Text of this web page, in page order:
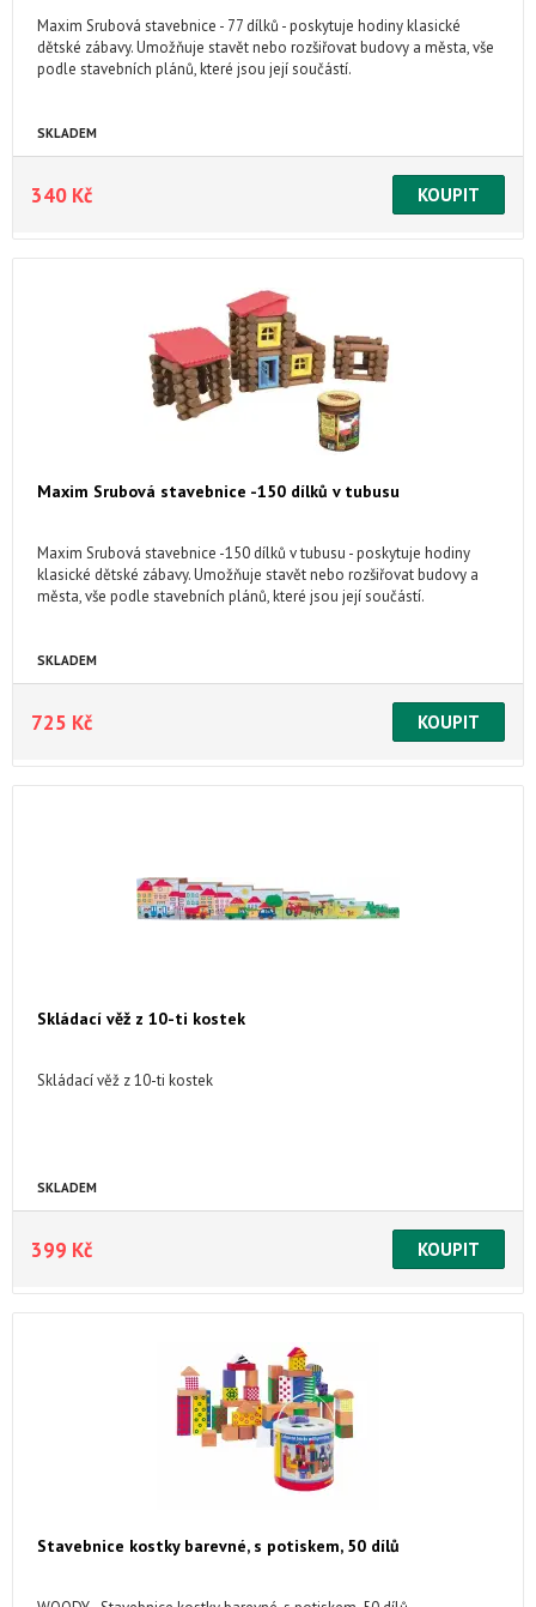
Maxim Srubová stavebnice - 77 dílků - poskytuje hodiny klasické
dětské zábavy. Umožňuje stavět nebo rozšiřovat budovy a města, vše
podle stavebních plánů, které jsou její součástí.
SKLADEM
340 Kč
Maxim Srubová stavebnice -150 dílků v tubusu
Maxim Srubová stavebnice -150 dílků v tubusu - poskytuje hodiny
klasické dětské zábavy. Umožňuje stavět nebo rozšiřovat budovy a
města, vše podle stavebních plánů, které jsou její součástí.
SKLADEM
725 Kč
Skládací věž z 10-ti kostek
Skládací věž z 10-ti kostek
SKLADEM
399 Kč
Stavebnice kostky barevné, s potiskem, 50 dílů